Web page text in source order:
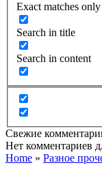
Exact matches only
Search in title
Search in content
Свежие
Нет комментариев
Home » Разное